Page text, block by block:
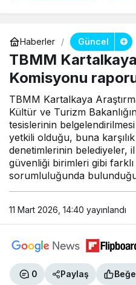
Haberler Güncel
TBMM
Komisyonu
TBMM Kartalkaya
Kültür ve Turizm
tesislerinin belgelendirilmesi
yetkili olduğu, buna
denetimlerinin belediyeler,
güvenliği birimleri gibi
sorumluluğunda
11 Mart 2026, 14:40 yayınlandı
0 Paylaş